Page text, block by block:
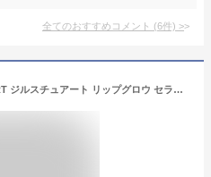
全てのおすすめコメント (6件) >
【国内正規品】JILL STUART ジルスチュアート リップグロウ セラムバーム #01 petal bisou (リップクリーム) 3.6g 化粧品 誕生日 プレゼント ギフト ショッパー付き